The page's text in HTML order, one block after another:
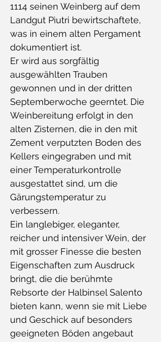
1114 seinen Weinberg auf dem
Landgut Pìutri bewirtschaftete,
was in einem alten Pergament
dokumentiert ist.
Er wird aus sorgfältig
ausgewählten Trauben
gewonnen und in der dritten
Septemberwoche geerntet. Die
Weinbereitung erfolgt in den
alten Zisternen, die in den mit
Zement verputzten Boden des
Kellers eingegraben und mit
einer Temperaturkontrolle
ausgestattet sind, um die
Gärungstemperatur zu
verbessern.
Ein langlebiger, eleganter,
reicher und intensiver Wein, der
mit grosser Finesse die besten
Eigenschaften zum Ausdruck
bringt, die die berühmte
Rebsorte der Halbinsel Salento
bieten kann, wenn sie mit Liebe
und Geschick auf besonders
geeigneten Böden angebaut